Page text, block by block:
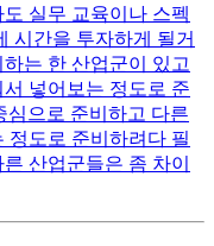
실무 교육이나 스펙
시간을 투자하게 될거
는 한 산업군이 있고
넣어보는 정도로 준
심으로 준비하고 다른
정도로 준비하려다 필
산업군들은 좀 차이